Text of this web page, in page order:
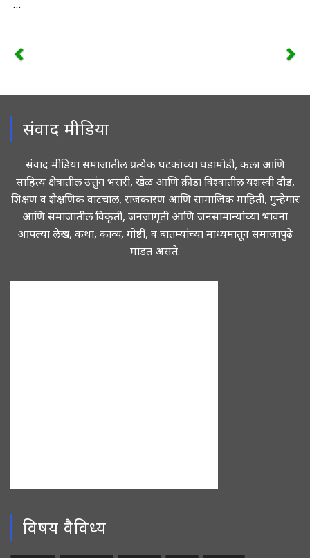
…
संवाद मीडिया
संवाद मीडिया समाजातील प्रत्येक घटकांच्या घडामोडी, कला आणि
साहित्य क्षेत्रातील उत्तुंग भरारी, खेळ आणि क्रीडा विश्वातील यशस्वी दौड,
शिक्षण व शैक्षणिक वाटचाल, राजकारण आणि सामाजिक माहिती, गुन्हेगार
आणि समाजातील विकृती, जनजागृती आणि जनसामान्यांच्या भावना
आपल्या लेख, कथा, काव्य, गोष्टी, व बातम्यांच्या माध्यमातून समाजापुढे
मांडत असते.
विषय वैविध्य